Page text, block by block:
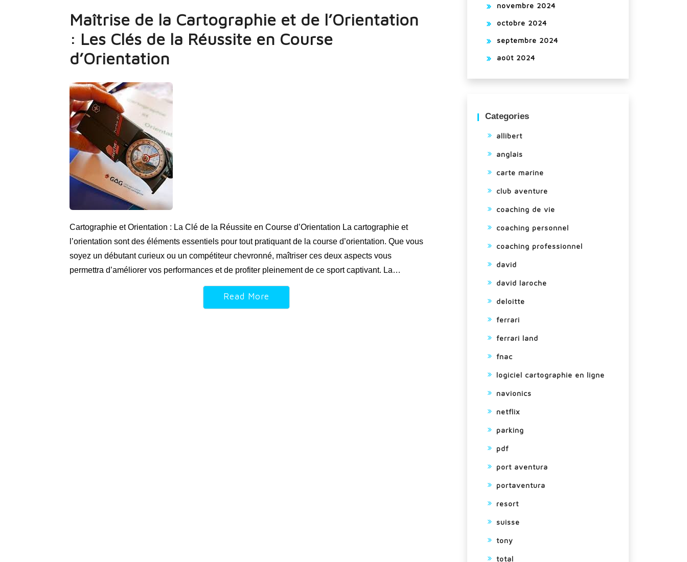
Maîtrise de la Cartographie et de l’Orientation
: Les Clés de la Réussite en Course
d’Orientation
Cartographie et Orientation : La Clé de la Réussite en Course d’Orientation La cartographie et
l’orientation sont des éléments essentiels pour tout pratiquant de la course d’orientation. Que vous
soyez un débutant curieux ou un compétiteur chevronné, maîtriser ces deux aspects vous
permettra d’améliorer vos performances et de profiter pleinement de ce sport captivant. La…
Read More
novembre 2024
octobre 2024
septembre 2024
août 2024
Categories
allibert
anglais
carte marine
club aventure
coaching de vie
coaching personnel
coaching professionnel
david
david laroche
deloitte
ferrari
ferrari land
fnac
logiciel cartographie en ligne
navionics
netflix
parking
pdf
port aventura
portaventura
resort
suisse
tony
total